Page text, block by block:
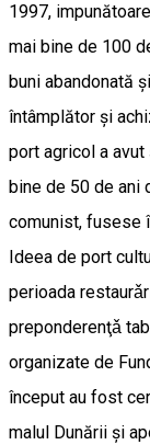
1997,
mai bine de 100
buni abandonată
întâmplător şi
port agricol a avut
bine de 50 de ani
comunist, fusese
Ideea de port
perioada
preponderenţǎ
organizate de
început au fost
malul Dunării şi